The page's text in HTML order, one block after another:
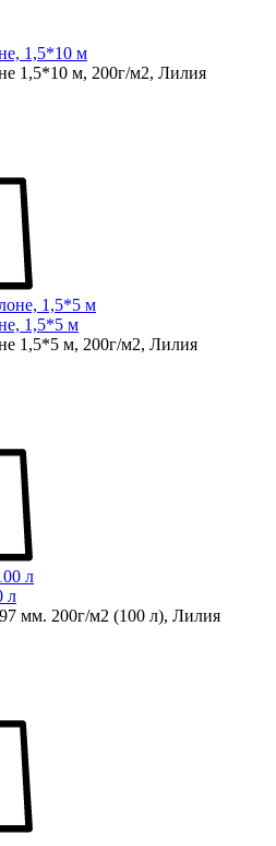
1,5*10 м
1,5*10 м, 200г/м2, Лилия
1,5*5 м
1,5*5 м, 200г/м2, Лилия
л
мм. 200г/м2 (100 л), Лилия